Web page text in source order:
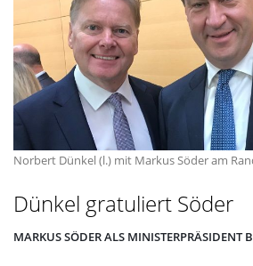
Norbert Dünkel (l.) mit Markus Söder am
Dünkel gratuliert Söder
MARKUS SÖDER ALS MINISTERPRÄSIDENT